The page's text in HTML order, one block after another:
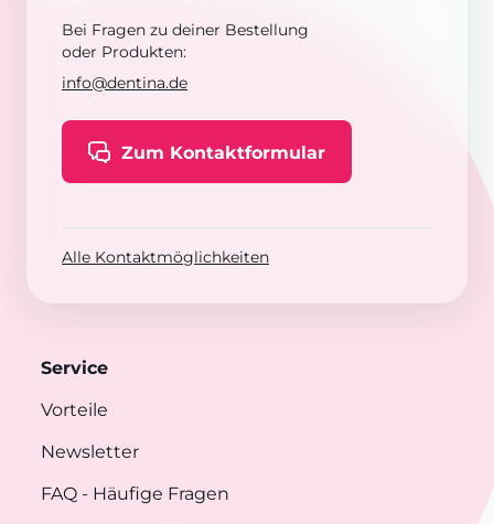
Bei Fragen zu deiner Bestellung
oder Produkten:
info@dentina.de
Zum Kontaktformular
Alle Kontaktmöglichkeiten
Service
Vorteile
Newsletter
FAQ - Häufige Fragen